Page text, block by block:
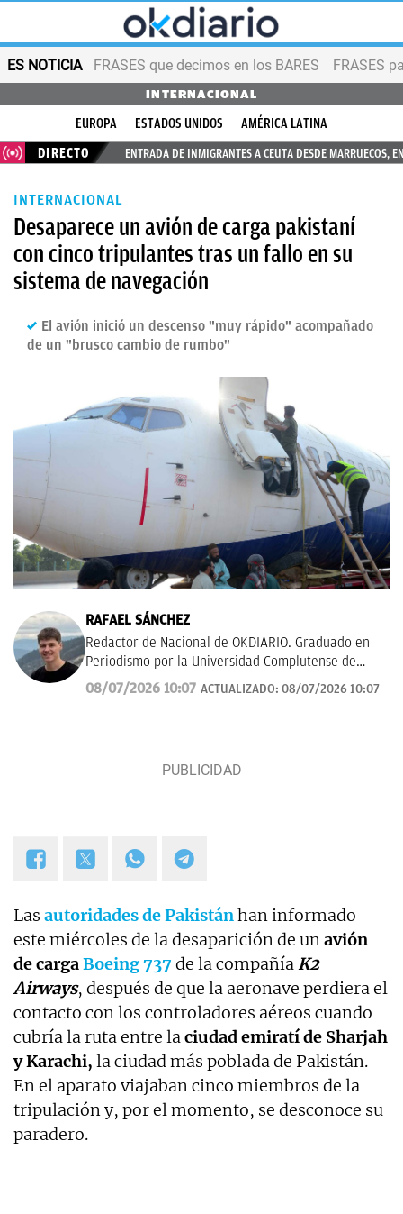
ES NOTICIA FRASES que decimos en los BARES FRASES
INTERNACIONAL
EUROPA ESTADOS UNIDOS
AMÉRICA LATINA
DIRECTO
ENTRADA DE INMIGRANTES A CEUTA DESDE MARRUECOS,
INTERNACIONAL
Desaparece un avión de carga pakistaní
con cinco tripulantes tras un fallo en su
sistema de navegación
El avión inició un descenso "muy rápido" acompañado
de un "brusco cambio de rumbo"
RAFAEL SÁNCHEZ
Redactor de Nacional de OKDIARIO. Graduado en
Periodismo por la Universidad Complutense de
Madrid.rafael.sanchez@okdiario.com
08/07/2026 10:07 ACTUALIZADO: 08/07/2026 10:07
Las autoridades de Pakistánhan informado
este miércoles de la desaparición de unavión
de cargaBoeing 737 de la compañíaK2
Airways, después de que la aeronave perdiera el
contacto con los controladores aéreos cuando
cubría la ruta entre laciudad emiratí de Sharjah
y Karachi, la ciudad más poblada de Pakistán.
En el aparato viajaban cinco miembros de la
tripulación y, por el momento, se desconoce su
paradero.